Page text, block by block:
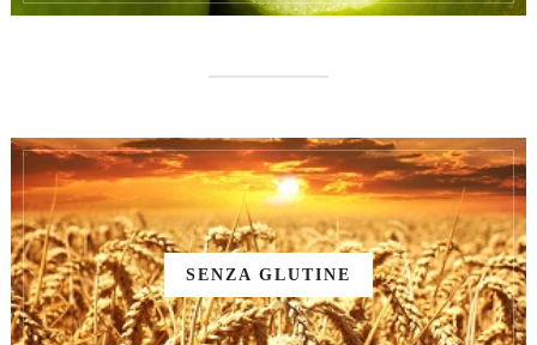
SENZA GLUTINE